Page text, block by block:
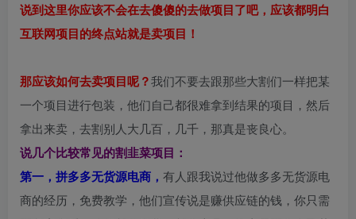
说到这里你应该不会在去傻傻的去做项目了吧，应该都明白
互联网项目的终点站就是卖项目！
那应该如何去卖项目呢？我们不要去跟那些大割们一样把某
一个项目进行包装，他们自己都很难拿到结果的项目，然后
拿出来卖，去割别人大几百，几千，那真是丧良心。
说几个比较常见的割韭菜项目：
第一，拼多多无货源电商， 有人跟我说过他做多多无货源电
商的经历，免费教学，他们宣传说是赚供应链的钱，你只需